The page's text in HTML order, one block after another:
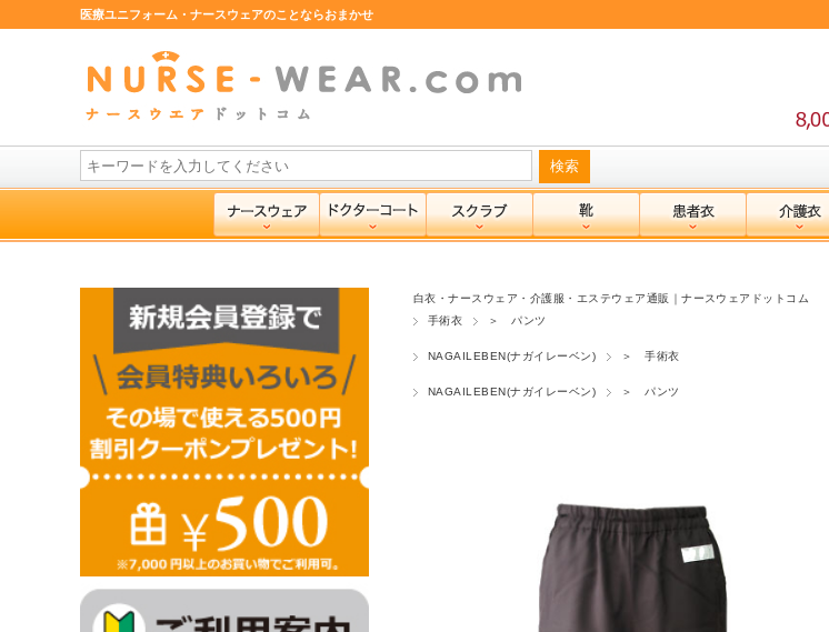
医療ユニフォーム・ナースウェアのことならおまかせ
白衣・ナースウェア・介護服・エステウェア通販｜ナースウェアドットコム
手術衣
＞ パンツ
NAGAILEBEN(ナガイレーベン) ＞ 手術衣
NAGAILEBEN(ナガイレーベン) ＞ パンツ